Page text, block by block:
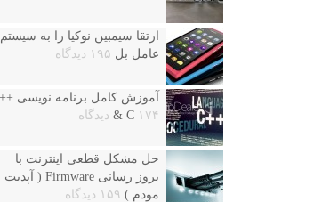
ارتقا سیمبین نوکیا را به سیستم
عامل بل ۱۹۵ دیدگاه
& C ۱۷۴ دیدگاه
حل مشکل قطعی اینترنت با
بروز رسانی Firmware ( آپدیت
مودم ) ۱۵۹ دیدگاه